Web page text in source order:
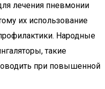
лечения пневмонии
их использование
Народные
такие
при повышенной